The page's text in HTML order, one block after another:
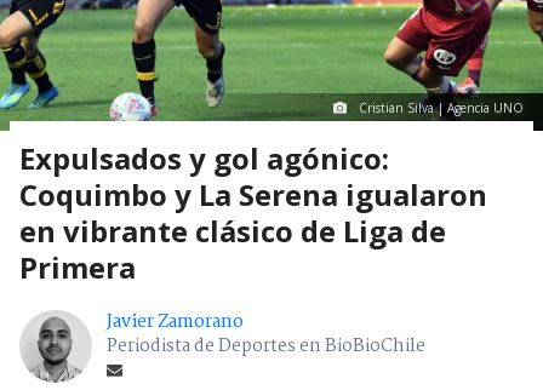
Cristian Silva | Agencia UNO
Expulsados y gol agónico:
Coquimbo y La Serena igualaron
en vibrante clásico de Liga de
Primera
Javier Zamorano
Periodista de Deportes en BioBioChile